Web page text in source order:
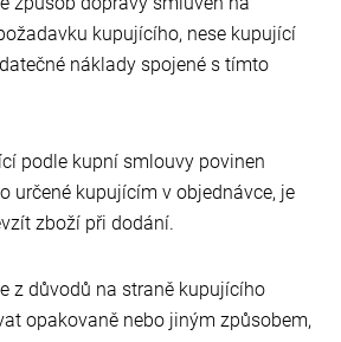
kupujícího, nese kupující
náklady spojené s tímto
podle kupní smlouvy povinen
určené kupujícím v objednávce, je
zboží při dodání.
z důvodů na straně kupujícího
opakovaně nebo jiným způsobem,